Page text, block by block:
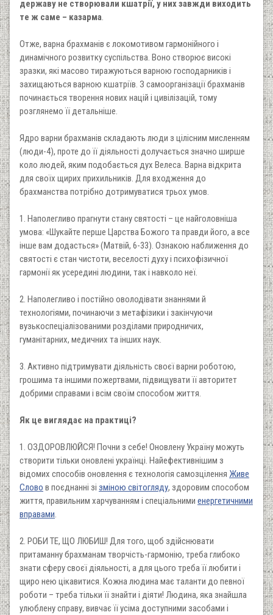
державу не створювали кшатрії, у них завжди виходить
те ж саме – казарма.
Отже, варна брахманів є локомотивом гармонійного і
динамічного розвитку суспільства. Воно створює високі
зразки, які масово тиражуються варною господарників і
захищаються варною кшатріїв. З самоорганізації брахманів
починається творення нових націй і цивілізацій, тому
розглянемо її детальніше.
Ядро варни брахманів складають люди з цілісним мисленням
(люди-4), проте до її діяльності долучається значно ширше
коло людей, яким подобається дух Велеса. Варна відкрита
для своїх щирих прихильників. Для входження до
брахманства потрібно дотримуватися трьох умов.
1. Наполегливо прагнути стану святості – це найголовніша
умова: «Шукайте перше Царства Божого та правди його, а все
інше вам додасться» (Матвій, 6-33). Ознакою наближення до
святості є стан чистоти, веселості духу і психофізичної
гармонії як усередині людини, так і навколо неї.
2. Наполегливо і постійно оволодівати знаннями й
технологіями, починаючи з метафізики і закінчуючи
вузькоспеціалізованими розділами природничих,
гуманітарних, медичних та інших наук.
3. Активно підтримувати діяльність своєї варни роботою,
грошима та іншими пожертвами, підвищувати її авторитет
добрими справами і всім своїм способом життя.
Як це виглядає на практиці?
1. ОЗДОРОВЛЮЙСЯ! Почни з себе! Оновлену Україну можуть
створити тільки оновлені українці. Найефективнішим з
відомих способів оновлення є технологія самозцілення Живе
Слово в поєднанні зі зміною світогляду, здоровим способом
життя, правильним харчуванням і спеціальними енергетичними
вправами.
2. РОБИ ТЕ, ЩО ЛЮБИШ! Для того, щоб здійснювати
притаманну брахманам творчість-гармонію, треба глибоко
знати сферу своєї діяльності, а для цього треба її любити і
щиро нею цікавитися. Кожна людина має таланти до певної
роботи – треба тільки її знайти і діяти! Людина, яка знайшла
улюблену справу, вивчає її усіма доступними засобами і